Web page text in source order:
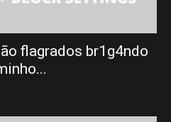
flagrados br1g4ndo